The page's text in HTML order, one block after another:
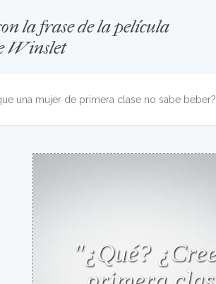
la frase de la película
Winslet
una mujer de primera clase no sabe beber?